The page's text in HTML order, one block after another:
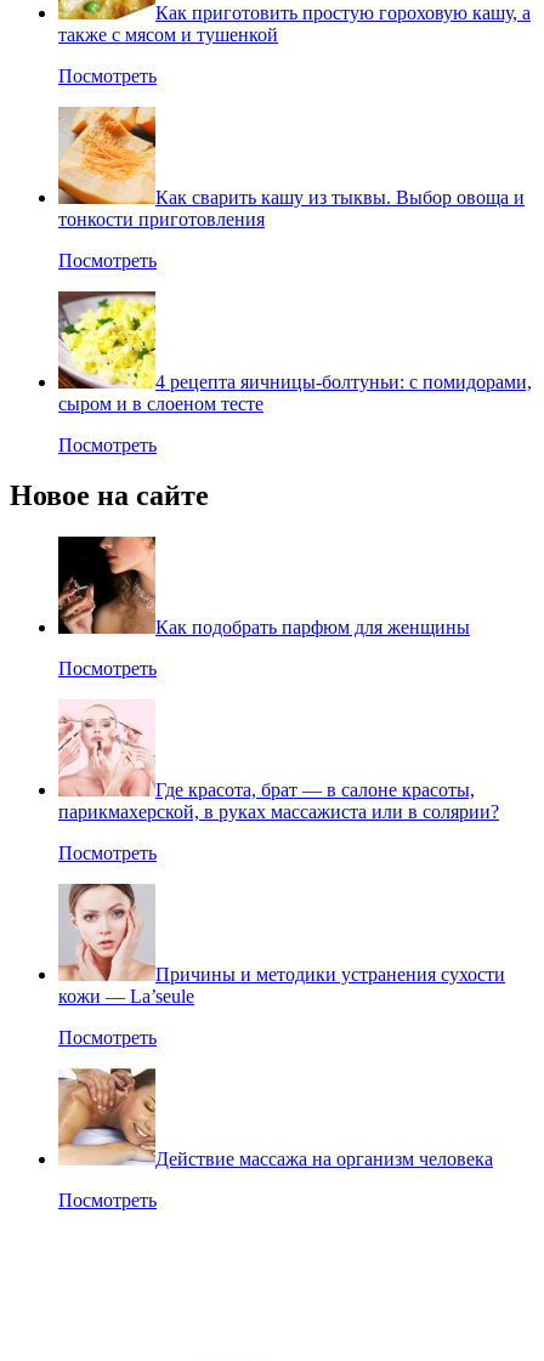
Как приготовить простую гороховую кашу, а
также с мясом и тушенкой
Посмотреть
Как сварить кашу из тыквы. Выбор овоща и
тонкости приготовления
Посмотреть
4 рецепта яичницы-болтуньи: с помидорами,
сыром и в слоеном тесте
Посмотреть
Новое на сайте
Как подобрать парфюм для женщины
Посмотреть
Где красота, брат — в салоне красоты,
парикмахерской, в руках массажиста или в солярии?
Посмотреть
Причины и методики устранения сухости
кожи — La’seule
Посмотреть
Действие массажа на организм человека
Посмотреть